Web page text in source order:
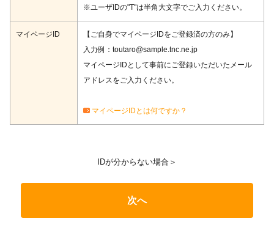
※ユーザIDの"T"は半角大文字でご入力ください。
マイページID
【ご自身でマイページIDをご登録済の方のみ】
入力例：toutaro@sample.tnc.ne.jp
マイページIDとして事前にご登録いただいたメール
アドレスをご入力ください。
マイページIDとは何ですか？
IDが分からない場合＞